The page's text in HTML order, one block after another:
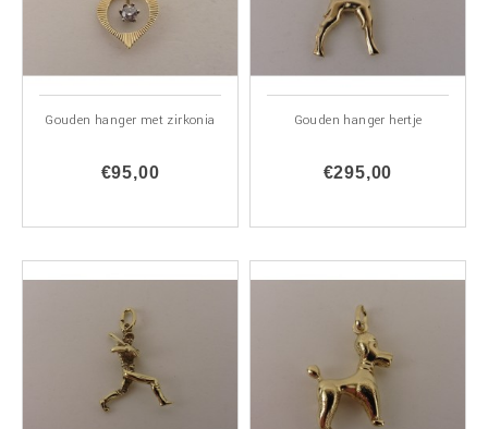
Gouden hanger met zirkonia
€95,00
Gouden hanger hertje
€295,00